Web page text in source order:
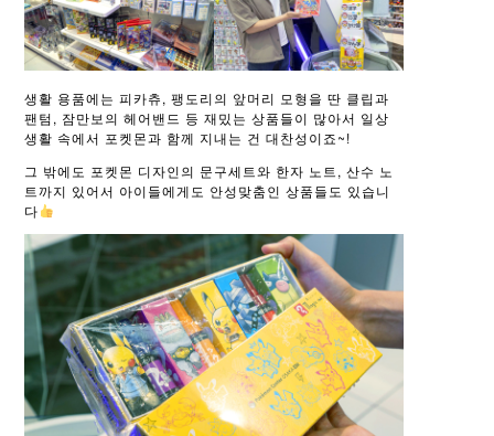
생활 용품에는 피카츄, 팽도리의 앞머리 모형을 딴 클립과
팬텀, 잠만보의 헤어밴드 등 재밌는 상품들이 많아서 일상
생활 속에서 포켓몬과 함께 지내는 건 대찬성이죠~!
그 밖에도 포켓몬 디자인의 문구세트와 한자 노트, 산수 노
트까지 있어서 아이들에게도 안성맞춤인 상품들도 있습니
다